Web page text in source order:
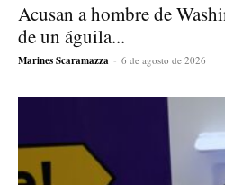
Acusan a hombre de
de un águila...
Marines Scaramazza - 6 de agosto de 2026